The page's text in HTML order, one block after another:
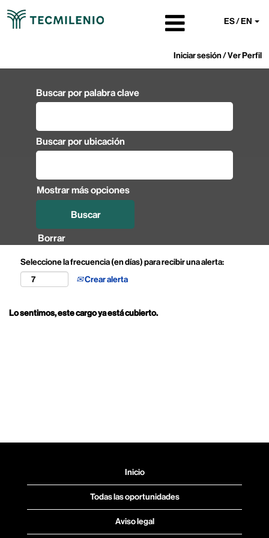
ES / EN
Iniciar sesión / Ver Perfil
Buscar por palabra clave
Buscar por ubicación
Mostrar más opciones
Borrar
Seleccione la frecuencia (en días) para recibir una alerta:
Crear alerta
Lo sentimos, este cargo ya está cubierto.
Inicio
Todas las oportunidades
Aviso legal